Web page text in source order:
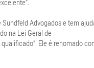
Advogados e tem
na Lei Geral de
Ele é renomado